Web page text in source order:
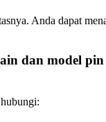
Anda dapat
dan model